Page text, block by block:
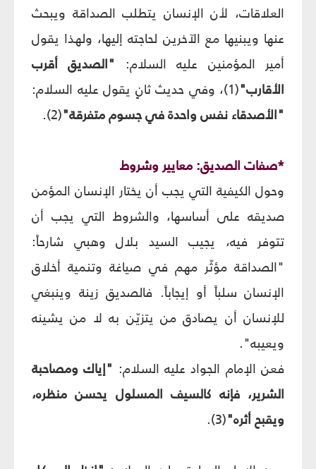
العلاقات، لأن الإنسان يتطلب الصداقة ويبحث
عنها ويبنيها مع الآخرين لحاجته إليها، ولهذا يقول
أمير المؤمنين عليه السلام: "الصديق أقرب
الأقارب"(1)، وفي حديث ثانٍ يقول عليه السلام:
"الأصدقاء نفس واحدة في جسوم متفرقة"(2).
*صفات الصديق: معايير وشروط
وحول الكيفية التي يجب أن يختار الإنسان المؤمن
صديقه على أساسها، والشروط التي يجب أن
تتوفر فيه، يجيب السيد بلال وهبي شارحاً:
"الصداقة مؤثّر مهم في صياغة وتنمية أخلاق
الإنسان سلباً أو إيجاباً. فالصديق زينة وينبغي
للإنسان أن يصادق من يتزيّن به لا من يشينه
ويعيبه".
فعن الإمام الجواد عليه السلام: "إياك ومصاحبة
الشرير، فإنه كالسيف المسلول يحسن منظره،
ويقبح أثره"(3).